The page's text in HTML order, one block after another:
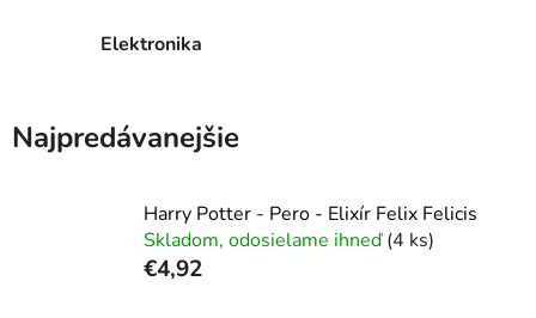
Elektronika
Najpredávanejšie
Harry Potter - Pero - Elixír Felix Felicis
Skladom, odosielame ihneď(4 ks)
€4,92